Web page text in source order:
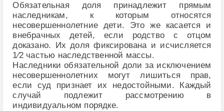
Обязательная доля принадлежит прямым
наследникам, к которым относятся
несовершеннолетние дети. Это же касается и
внебрачных детей, если родство с отцом
доказано. Их доля фиксирована и исчисляется
1⁄2 частью наследственной массы.
Наследники обязательной доли за исключением
несовершеннолетних могут лишиться прав,
если суд признает их недостойными. Каждый
случай подлежит рассмотрению в
индивидуальном порядке.